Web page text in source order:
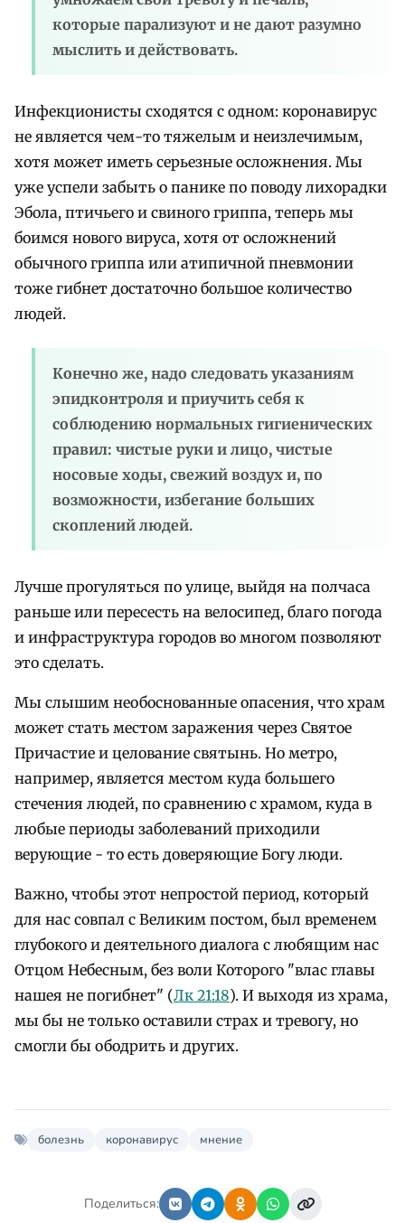
которые парализуют и не дают разумно
мыслить и действовать.
Инфекционисты сходятся с одном: коронавирус
не является чем-то тяжелым и неизлечимым,
хотя может иметь серьезные осложнения. Мы
уже успели забыть о панике по поводу лихорадки
Эбола, птичьего и свиного гриппа, теперь мы
боимся нового вируса, хотя от осложнений
обычного гриппа или атипичной пневмонии
тоже гибнет достаточно большое количество
людей.
Конечно же, надо следовать указаниям
эпидконтроля и приучить себя к
соблюдению нормальных гигиенических
правил: чистые руки и лицо, чистые
носовые ходы, свежий воздух и, по
возможности, избегание больших
скоплений людей.
Лучше прогуляться по улице, выйдя на полчаса
раньше или пересесть на велосипед, благо погода
и инфраструктура городов во многом позволяют
это сделать.
Мы слышим необоснованные опасения, что храм
может стать местом заражения через Святое
Причастие и целование святынь. Но метро,
например, является местом куда большего
стечения людей, по сравнению с храмом, куда в
любые периоды заболеваний приходили
верующие - то есть доверяющие Богу люди.
Важно, чтобы этот непростой период, который
для нас совпал с Великим постом, был временем
глубокого и деятельного диалога с любящим нас
Отцом Небесным, без воли Которого "влас главы
нашея не погибнет" (Лк 21:18). И выходя из храма,
мы бы не только оставили страх и тревогу, но
смогли бы ободрить и других.
болезнь коронавирус мнение
Поделиться: